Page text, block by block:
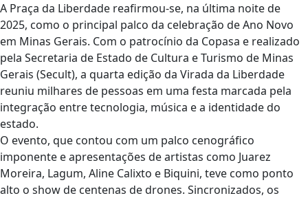
A Praça da Liberdade reafirmou-se, na última noite de
2025, como o principal palco da celebração de Ano Novo
em Minas Gerais. Com o patrocínio da Copasa e realizado
pela Secretaria de Estado de Cultura e Turismo de Minas
Gerais (Secult), a quarta edição da Virada da Liberdade
reuniu milhares de pessoas em uma festa marcada pela
integração entre tecnologia, música e a identidade do
estado.
O evento, que contou com um palco cenográfico
imponente e apresentações de artistas como Juarez
Moreira, Lagum, Aline Calixto e Biquini, teve como ponto
alto o show de centenas de drones. Sincronizados, os